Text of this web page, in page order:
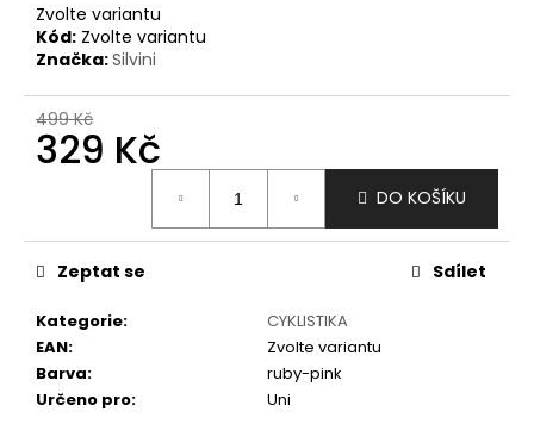
Zvolte variantu
Kód: Zvolte variantu
Značka:Silvini
499 Kč
329 Kč
DO KOŠÍKU
Kategorie:
CYKLISTIKA
EAN:
Zvolte variantu
Barva:
ruby-pink
Určeno pro: Uni
Zeptat se Sdílet
u
č
u
e